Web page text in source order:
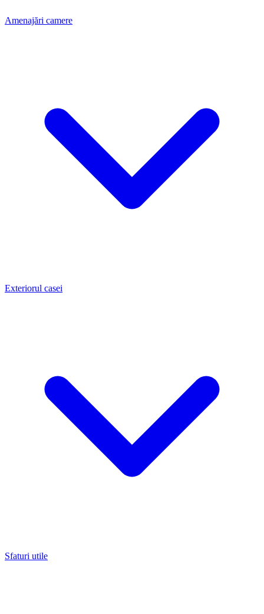
Amenajări camere
Exteriorul casei
Sfaturi utile